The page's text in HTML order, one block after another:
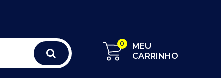
0
MEU
CARRINHO